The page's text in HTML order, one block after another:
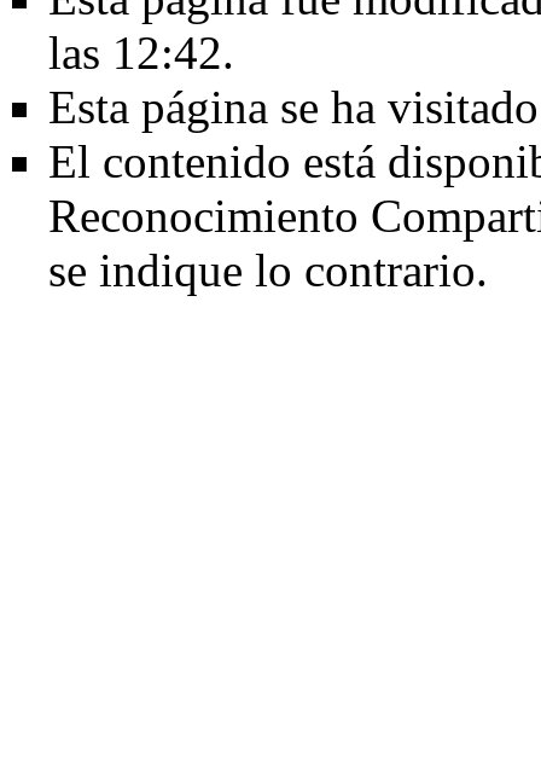
las 12:42.
Esta página se ha
El contenido está
Reconocimiento
se indique lo contrario.